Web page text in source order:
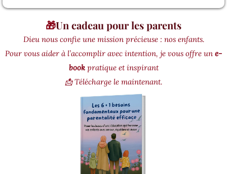
🎁Un cadeau pour les parents
Dieu nous confie une mission précieuse : nos enfants.
Pour vous aider à l’accomplir avec intention, je vous offre un e-
bookpratique et inspirant
📩 Télécharge le maintenant.